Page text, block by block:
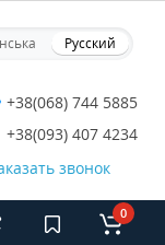
Русский
+38(068) 744 5885
+38(093) 407 4234
звонок
0